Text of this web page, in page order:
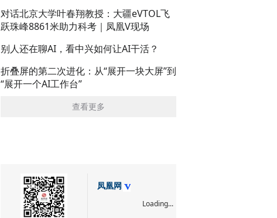
对话北京大学叶春翔教授：大疆eVTOL飞
跃珠峰8861米助力科考｜凤凰V现场
别人还在聊AI，看中兴如何让AI干活？
折叠屏的第二次进化：从“展开一块大屏”到
“展开一个AI工作台”
查看更多
凤凰网
Loading...